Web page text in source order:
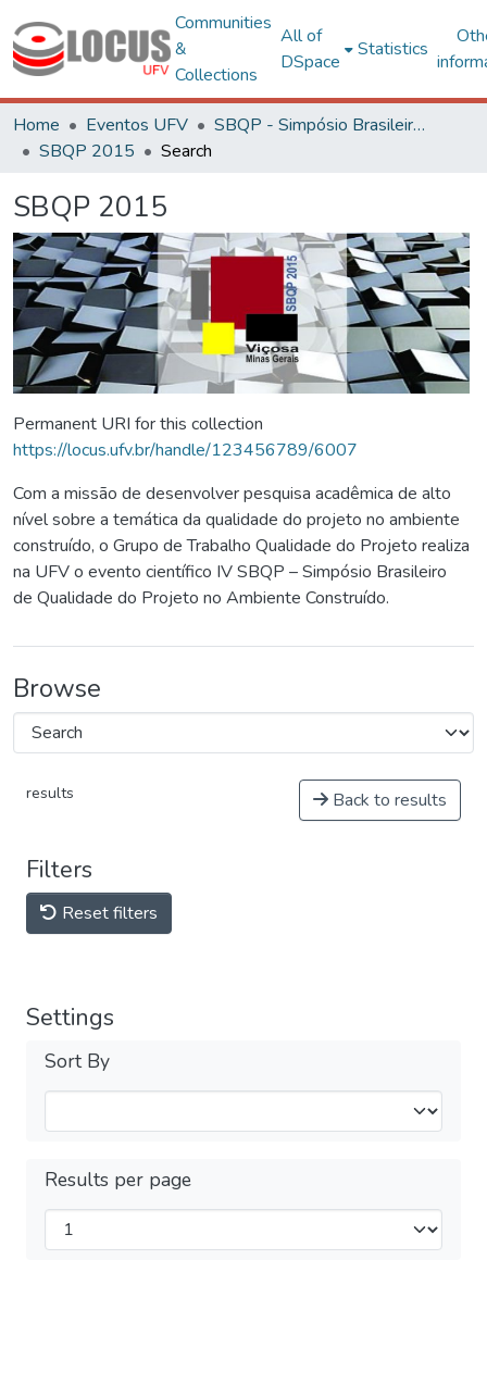
Communities
&
Collections
All of
DSpace
Statistics
Home Eventos UFV
SBQP - Simpósio Brasileiro de Qualidade do Projeto no Ambiente Construído
SBQP 2015
Search
SBQP 2015
Permanent URI for this collection
https://locus.ufv.br/handle/123456789/6007
Com a missão de desenvolver pesquisa acadêmica de alto
nível sobre a temática da qualidade do projeto no ambiente
construído, o Grupo de Trabalho Qualidade do Projeto realiza
na UFV o evento científico IV SBQP – Simpósio Brasileiro
de Qualidade do Projeto no Ambiente Construído.
Browse
results Back to results
Filters
Reset filters
Settings
Sort By
Results per page